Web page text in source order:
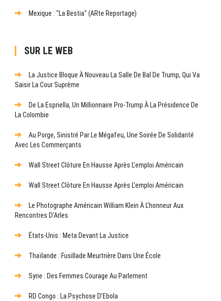
Mexique : "La Bestia" (ARte Reportage)
SUR LE WEB
La Justice Bloque À Nouveau La Salle De Bal De Trump, Qui Va
Saisir La Cour Suprême
De La Espriella, Un Millionnaire Pro-Trump À La Présidence De
La Colombie
Au Porge, Sinistré Par Le Mégafeu, Une Soirée De Solidarité
Avec Les Commerçants
Wall Street Clôture En Hausse Après L’emploi Américain
Wall Street Clôture En Hausse Après L’emploi Américain
Le Photographe Américain William Klein À L’honneur Aux
Rencontres D’Arles
États-Unis : Meta Devant La Justice
Thaïlande : Fusillade Meurtrière Dans Une École
Syrie : Des Femmes Courage Au Parlement
RD Congo : La Psychose D’Ebola